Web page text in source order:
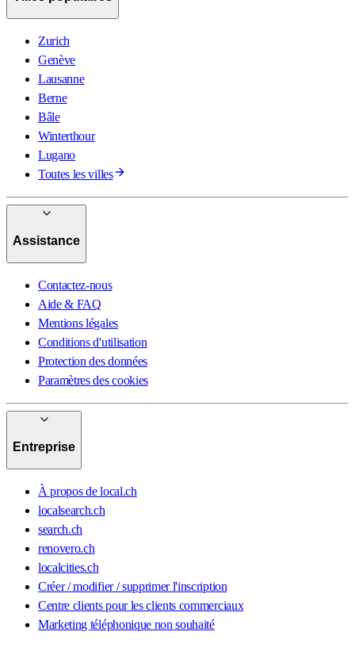
Zurich
Genève
Lausanne
Berne
Bâle
Winterthour
Lugano
Toutes les villes
Assistance
Contactez-nous
Aide & FAQ
Mentions légales
Conditions d'utilisation
Protection des données
Paramètres des cookies
Entreprise
À propos de local.ch
localsearch.ch
search.ch
renovero.ch
localcities.ch
Créer / modifier / supprimer l'inscription
Centre clients pour les clients commerciaux
Marketing téléphonique non souhaité